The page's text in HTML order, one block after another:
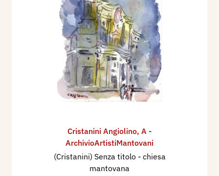
Cristanini Angiolino, A -
ArchivioArtistiMantovani
(Cristanini) Senza titolo - chiesa
mantovana